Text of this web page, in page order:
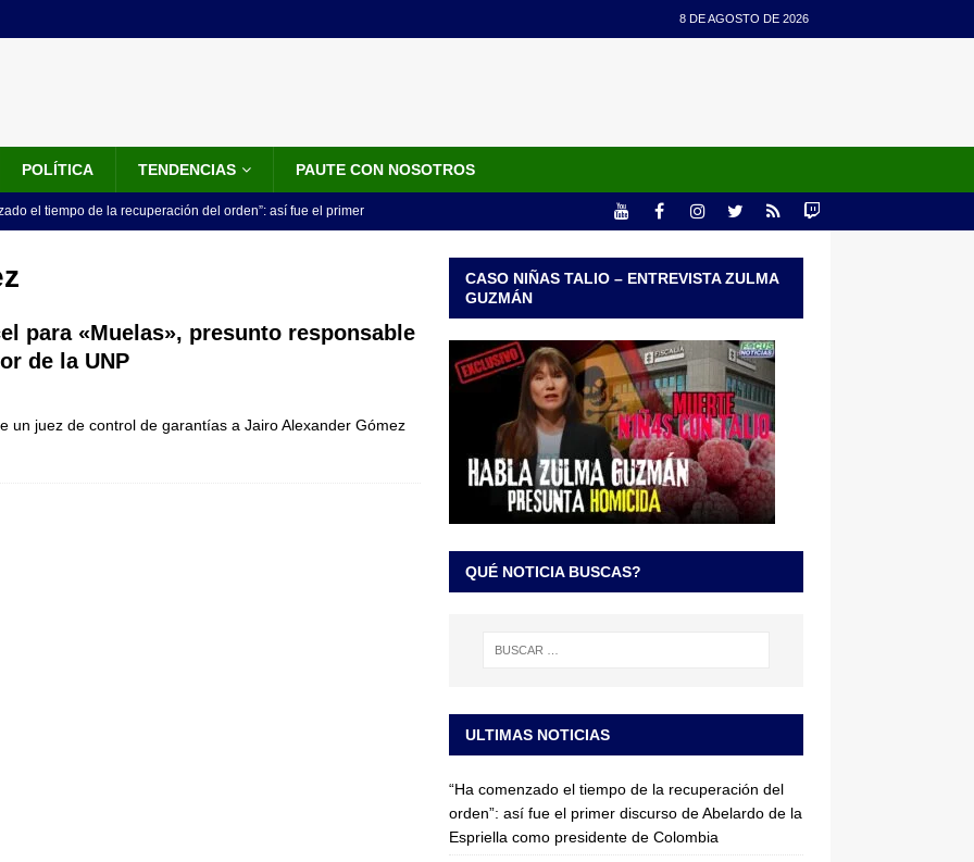
8 DE AGOSTO DE 2026
POLÍTICA TENDENCIAS PAUTE CON NOSOTROS
el tiempo de la recuperación del orden”: así fue el primer
la Espriella ya es presidente de Colombia: recibió la banda
LO ÚLTIMO
posesión de Abelardo De La Espriella: recibirá la banda presidencial
en el Cantón Pichincha
no asistirá a la posesión de Abelardo de la Espriella y llama a
para «Muelas», presunto responsable
de la UNP
un juez de control de garantías a Jairo Alexander Gómez
CASO NIÑAS TALIO – ENTREVISTA ZULMA
GUZMÁN
QUÉ NOTICIA BUSCAS?
ULTIMAS NOTICIAS
“Ha comenzado el tiempo de la recuperación del
orden”: así fue el primer discurso de Abelardo de la
Espriella como presidente de Colombia